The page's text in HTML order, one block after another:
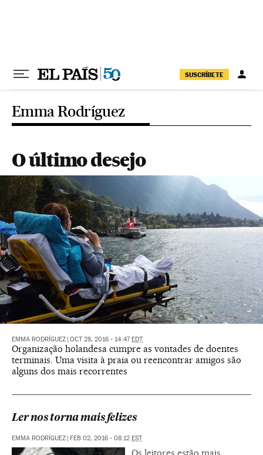
SUSCRÍBETE
Emma Rodríguez
O último desejo
EMMA RODRÍGUEZ OCT 28, 2016 - 14:47 EDT
Organização holandesa cumpre as vontades de doentes
terminais. Uma visita à praia ou reencontrar amigos são
alguns dos mais recorrentes
Ler nos torna mais felizes
EMMA RODRÍGUEZ FEB 02, 2016 - 08:12 EST